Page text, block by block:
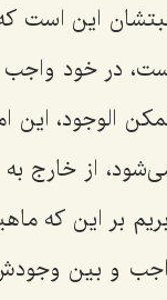
این است كه
در خود
الوجود، این
از خارج
بر این كه
و بین وجودش